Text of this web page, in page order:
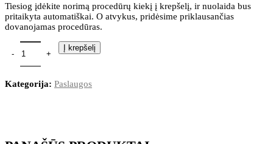
Tiesiog įdėkite norimą procedūrų kiekį į krepšelį, ir nuolaida bus
pritaikyta automatiškai. O atvykus, pridėsime priklausančias
dovanojamas procedūras.
Į krepšelį
Kategorija: Paslaugos